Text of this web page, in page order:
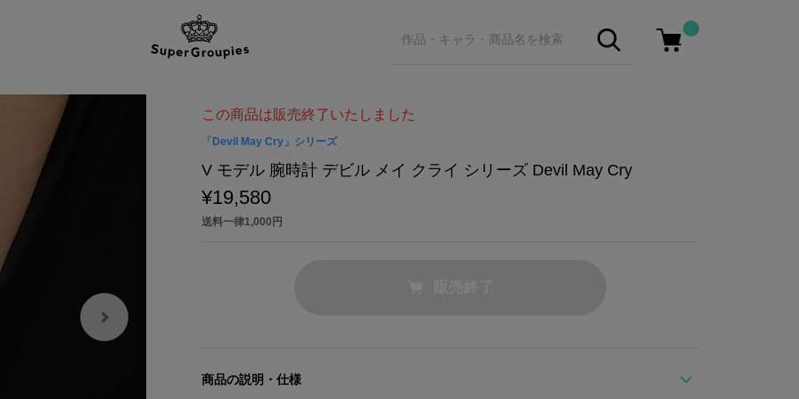
この商品は販売終了いたしました
「Devil May Cry」シリーズ
V モデル 腕時計 デビル メイ クライ シリーズ Devil May Cry
¥19,580
送料一律1,000円
商品の説明・仕様